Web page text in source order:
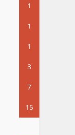
1
1
1
3
7
15